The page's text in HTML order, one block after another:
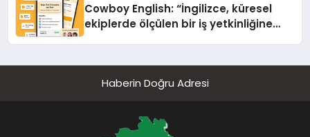
Cowboy English: “İngilizce, küresel
ekiplerde ölçülen bir iş yetkinliğine
Haberin Doğru Adresi